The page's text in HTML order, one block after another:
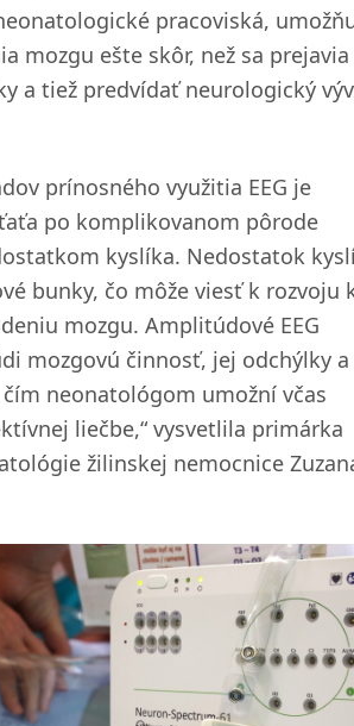
pracoviská,
mozgu ešte skôr, než sa prejavia
a tiež predvídať neurologický
prínosného využitia EEG je
po komplikovanom pôrode
kyslíka. Nedostatok
bunky, čo môže viesť k rozvoju
mozgu. Amplitúdové EEG
mozgovú činnosť, jej odchýlky
neonatológom umožní včas
liečbe,“ vysvetlila primárka
žilinskej nemocnice